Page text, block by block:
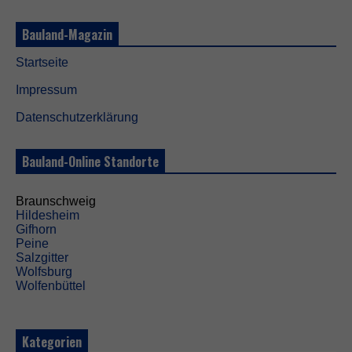
Bauland-Magazin
Startseite
Impressum
Datenschutzerklärung
Bauland-Online Standorte
Braunschweig
Hildesheim
Gifhorn
Peine
Salzgitter
Wolfsburg
Wolfenbüttel
Kategorien